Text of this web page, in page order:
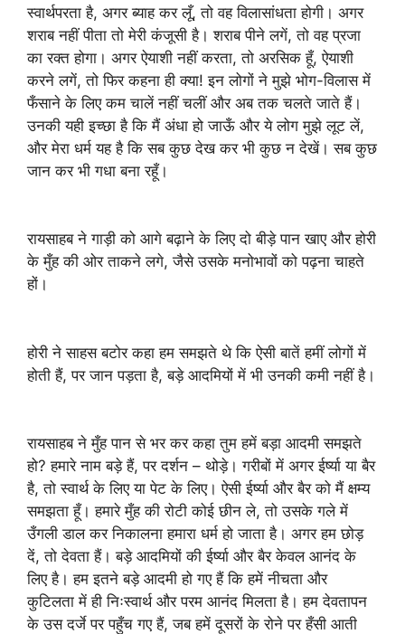
स्वार्थपरता है, अगर ब्याह कर लूँ, तो वह विलासांधता होगी। अगर
शराब नहीं पीता तो मेरी कंजूसी है। शराब पीने लगें, तो वह प्रजा
का रक्त होगा। अगर ऐयाशी नहीं करता, तो अरसिक हूँ, ऐयाशी
करने लगें, तो फिर कहना ही क्या! इन लोगों ने मुझे भोग-विलास में
फँसाने के लिए कम चालें नहीं चलीं और अब तक चलते जाते हैं।
उनकी यही इच्छा है कि मैं अंधा हो जाऊँ और ये लोग मुझे लूट लें,
और मेरा धर्म यह है कि सब कुछ देख कर भी कुछ न देखें। सब कुछ
जान कर भी गधा बना रहूँ।
रायसाहब ने गाड़ी को आगे बढ़ाने के लिए दो बीड़े पान खाए और होरी
के मुँह की ओर ताकने लगे, जैसे उसके मनोभावों को पढ़ना चाहते
हों।
होरी ने साहस बटोर कहा हम समझते थे कि ऐसी बातें हमीं लोगों में
होती हैं, पर जान पड़ता है, बड़े आदमियों में भी उनकी कमी नहीं है।
रायसाहब ने मुँह पान से भर कर कहा तुम हमें बड़ा आदमी समझते
हो? हमारे नाम बड़े हैं, पर दर्शन – थोड़े। गरीबों में अगर ईर्ष्या या बैर
है, तो स्वार्थ के लिए या पेट के लिए। ऐसी ईर्ष्या और बैर को मैं क्षम्य
समझता हूँ। हमारे मुँह की रोटी कोई छीन ले, तो उसके गले में
उँगली डाल कर निकालना हमारा धर्म हो जाता है। अगर हम छोड़
दें, तो देवता हैं। बड़े आदमियों की ईर्ष्या और बैर केवल आनंद के
लिए है। हम इतने बड़े आदमी हो गए हैं कि हमें नीचता और
कुटिलता में ही निःस्वार्थ और परम आनंद मिलता है। हम देवतापन
के उस दर्जे पर पहुँच गए हैं, जब हमें दूसरों के रोने पर हँसी आती